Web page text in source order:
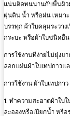
แน่นติดทนนานกับพื้นผิว
ฝุ่นดิน น้ำ หรือฝน เหมา
บรรทุก ผ้าใบคลุมระวาง
กระบะ หรือผ้าใบชนิดอื่น
การใช้งานที่ง่ายไม่ยุ่งย
ลอกแผ่นผ้าใบเทปกาวแ
การใช้งาน ผ้าใบเทปกาว
1. ทำความสะอาดผ้าใบ
ละอองหรือเปียกน้ำ หรื